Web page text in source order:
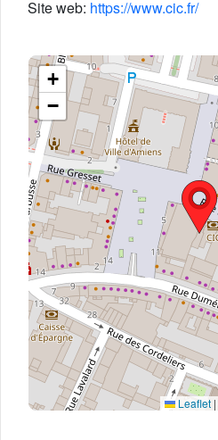
Site web: https://www.cic.fr/
+
−
Leaflet |